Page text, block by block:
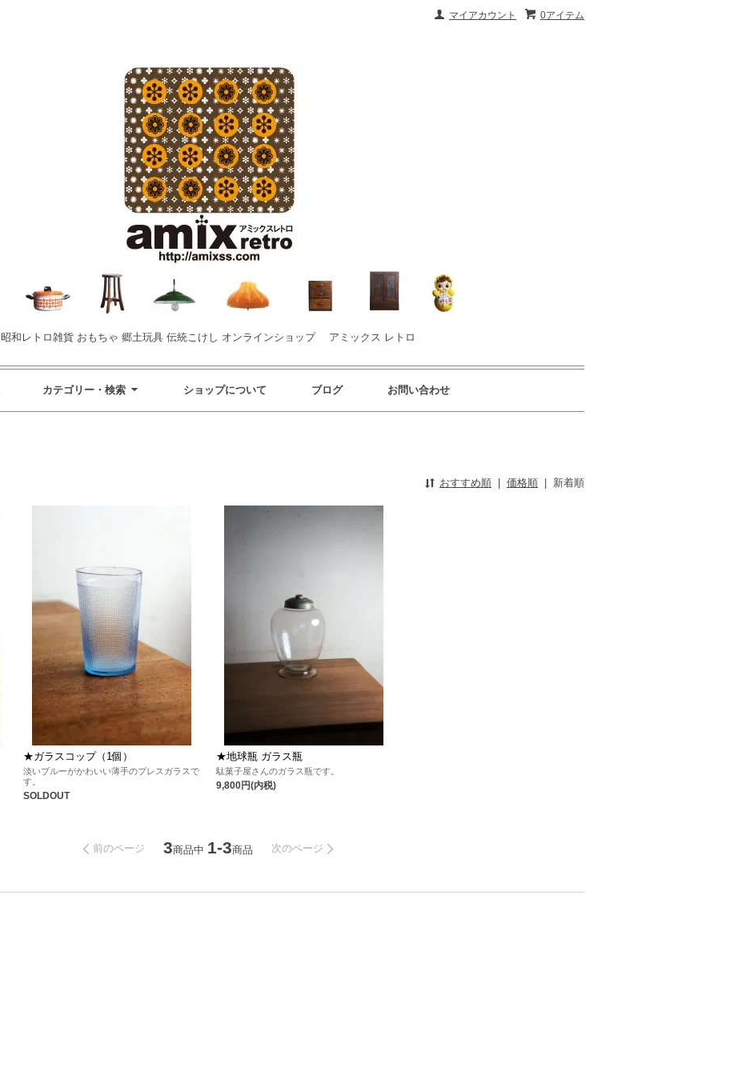
0アイテム
マイアカウント
昭和レトロ雑貨 おもちゃ 郷土玩具 伝統こけし オンラインショップ アミックス レトロ
カテゴリー・検索 ショップについて ブログ お問い合わせ
おすすめ順 | 価格順 | 新着順
★ガラスコップ（1個）
淡いブルーがかわいい薄手のプレスガラスで
す。
SOLDOUT
★地球瓶 ガラス瓶
駄菓子屋さんのガラス瓶です。
9,800円(内税)
前のページ 3商品中 1-3商品 次のページ